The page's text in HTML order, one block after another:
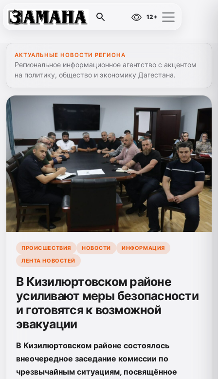
12+
АКТУАЛЬНЫЕ НОВОСТИ РЕГИОНА
Региональное информационное агентство с акцентом
на политику, общество и экономику Дагестана.
ПРОИСШЕСТВИЯ НОВОСТИ
ИНФОРМАЦИЯ
ЛЕНТА НОВОСТЕЙ
В Кизилюртовском районе
усиливают меры безопасности
и готовятся к возможной
эвакуации
В Кизилюртовском районе состоялось
внеочередное заседание комиссии по
чрезвычайным ситуациям, посвящённое